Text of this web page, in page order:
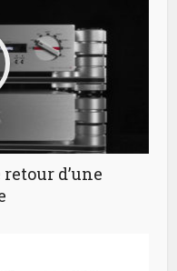
retour d’une